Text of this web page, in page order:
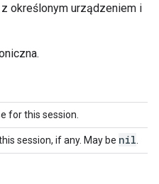
określonym urządzeniem i
for this session.
session, if any. May be nil